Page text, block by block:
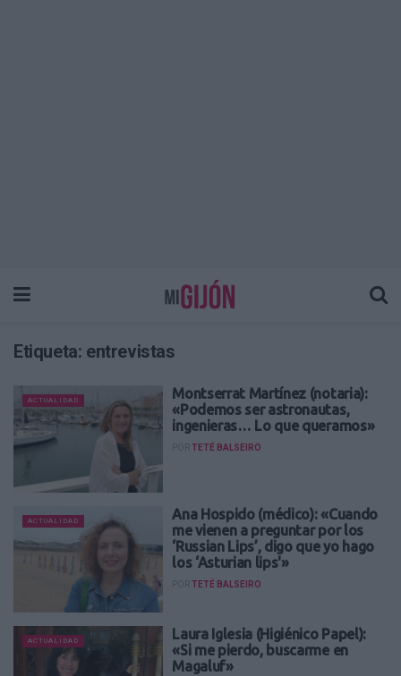
Etiqueta: entrevistas
ACTUALIDAD
Montserrat Martínez (notaria):
«Podemos ser astronautas,
ingenieras… Lo que queramos»
POR TETÉ BALSEIRO
ACTUALIDAD
Ana Hospido (médico): «Cuando
me vienen a preguntar por los
‘Russian Lips’, digo que yo hago
los ‘Asturian lips'»
POR TETÉ BALSEIRO
ACTUALIDAD
Laura Iglesia (Higiénico Papel):
«Si me pierdo, buscarme en
Magaluf»